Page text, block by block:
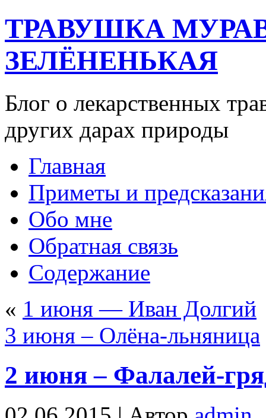
ТРАВУШКА
ЗЕЛЁНЕНЬКАЯ
Блог о лекарственных
других дарах природы
Главная
Приметы и
Обо мне
Обратная связь
Содержание
« 1 июня — Иван Долгий
3 июня – Олёна-льняница
2 июня – Фалалей-